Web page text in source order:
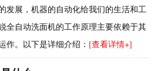
发展，机器的自动化给我们的生活和工
全自动洗面机的工作原理主要依赖于其
作。以下是详细介绍： [查看详情+]